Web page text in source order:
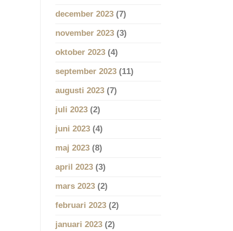
december 2023(7)
november 2023(3)
oktober 2023(4)
september 2023(11)
augusti 2023(7)
juli 2023(2)
juni 2023(4)
maj 2023(8)
april 2023(3)
mars 2023(2)
februari 2023(2)
januari 2023(2)